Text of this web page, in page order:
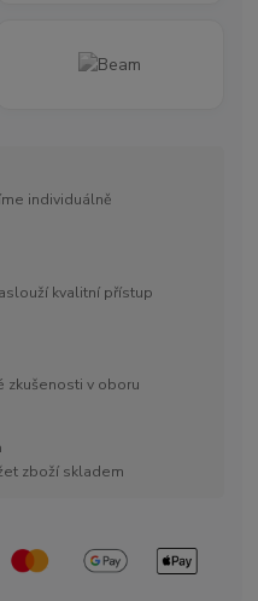
individuálně
kvalitní přístup
zkušenosti v oboru
zboží skladem